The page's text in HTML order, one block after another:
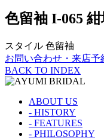
色留袖 I-065
スタイル 色留袖
お問い合わせ・来店予
BACK TO INDEX
ABOUT US
- HISTORY
- FEATURES
- PHILOSOPHY